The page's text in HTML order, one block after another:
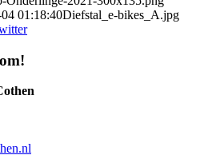
01:18:40Diefstal_e-bikes_A.jpg